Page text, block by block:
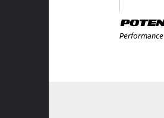
Performance